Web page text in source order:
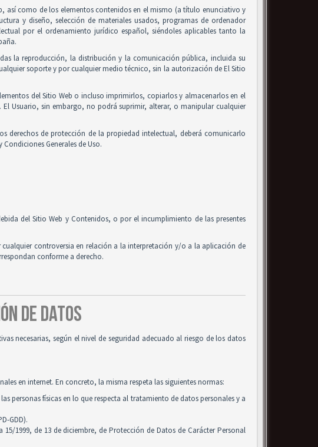
así como de los elementos contenidos en el mismo (a título enunciativo y
y diseño, selección de materiales usados, programas de ordenador
por el ordenamiento jurídico español, siéndoles aplicables tanto la
la reproducción, la distribución y la comunicación pública, incluida su
soporte y por cualquier medio técnico, sin la autorización de El Sitio
del Sitio Web o incluso imprimirlos, copiarlos y almacenarlos en el
Usuario, sin embargo, no podrá suprimir, alterar, o manipular cualquier
derechos de protección de la propiedad intelectual, deberá comunicarlo
Generales de Uso.
del Sitio Web y Contenidos, o por el incumplimiento de las presentes
controversia en relación a la interpretación y/o a la aplicación de
conforme a derecho.
DE DATOS
necesarias, según el nivel de seguridad adecuado al riesgo de los datos
en internet. En concreto, la misma respeta las siguientes normas:
personas físicas en lo que respecta al tratamiento de datos personales y a
GDD).
1999, de 13 de diciembre, de Protección de Datos de Carácter Personal